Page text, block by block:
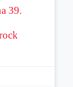
39.